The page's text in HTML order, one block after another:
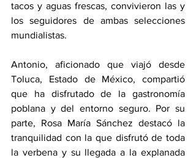
tacos y aguas frescas, convivieron las y
los seguidores de ambas selecciones
mundialistas.
Antonio, aficionado que viajó desde
Toluca, Estado de México, compartió
que ha disfrutado de la gastronomía
poblana y del entorno seguro. Por su
parte, Rosa María Sánchez destacó la
tranquilidad con la que disfrutó de toda
la verbena y su llegada a la explanada